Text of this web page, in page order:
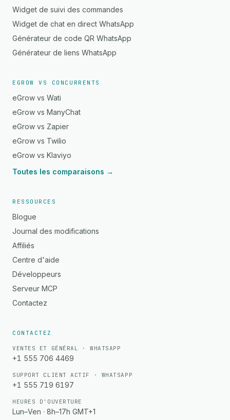
Widget de suivi des commandes
Widget de chat en direct WhatsApp
Générateur de code QR WhatsApp
Générateur de liens WhatsApp
EGROW VS CONCURRENTS
eGrow vs Wati
eGrow vs ManyChat
eGrow vs Zapier
eGrow vs Twilio
eGrow vs Klaviyo
Toutes les comparaisons →
RESSOURCES
Blogue
Journal des modifications
Affiliés
Centre d'aide
Développeurs
Serveur MCP
Contactez
CONTACTEZ
VENTES ET GÉNÉRAL · WHATSAPP
+1 555 706 4469
SUPPORT CLIENT ACTIF · WHATSAPP
+1 555 719 6197
HEURES D'OUVERTURE
Lun–Ven · 8h–17h GMT+1